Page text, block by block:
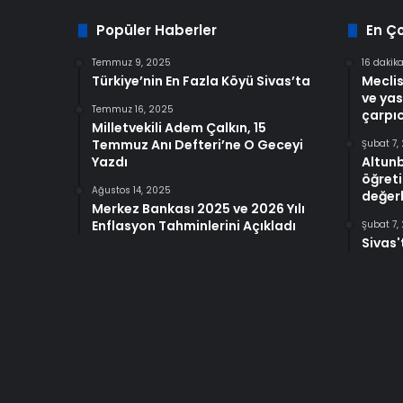
Popüler Haberler
Temmuz 9, 2025
Türkiye’nin En Fazla Köyü Sivas’ta
Temmuz 16, 2025
Milletvekili Adem Çalkın, 15
Temmuz Anı Defteri’ne O Geceyi
Yazdı
Ağustos 14, 2025
Merkez Bankası 2025 ve 2026 Yılı
Enflasyon Tahminlerini Açıkladı
En
16
ve
Şubat 7,
Şubat 7,